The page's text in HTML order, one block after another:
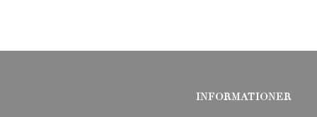
INFORMATIONER